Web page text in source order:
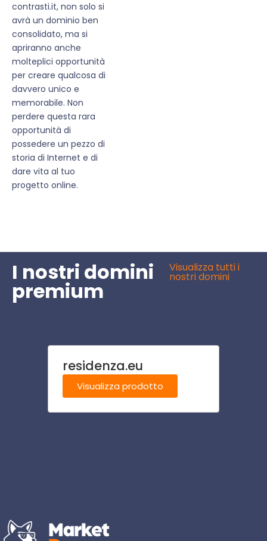
contrasti.it, non solo si
avrà un dominio ben
consolidato, ma si
apriranno anche
molteplici opportunità
per creare qualcosa di
davvero unico e
memorabile. Non
perdere questa rara
opportunità di
possedere un pezzo di
storia di Internet e di
dare vita al tuo
progetto online.
I nostri domini
premium
Visualizza tutti i
nostri domini
residenza.eu
Visualizza prodotto